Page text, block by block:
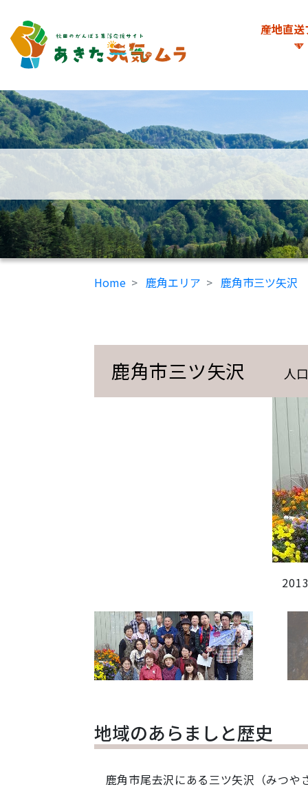
産地直送
Home 鹿角エリア 鹿角市三ツ矢沢
鹿角市三ツ矢沢 人
地域のあらましと歴史
鹿角市尾去沢にある三ツ矢沢（みつや